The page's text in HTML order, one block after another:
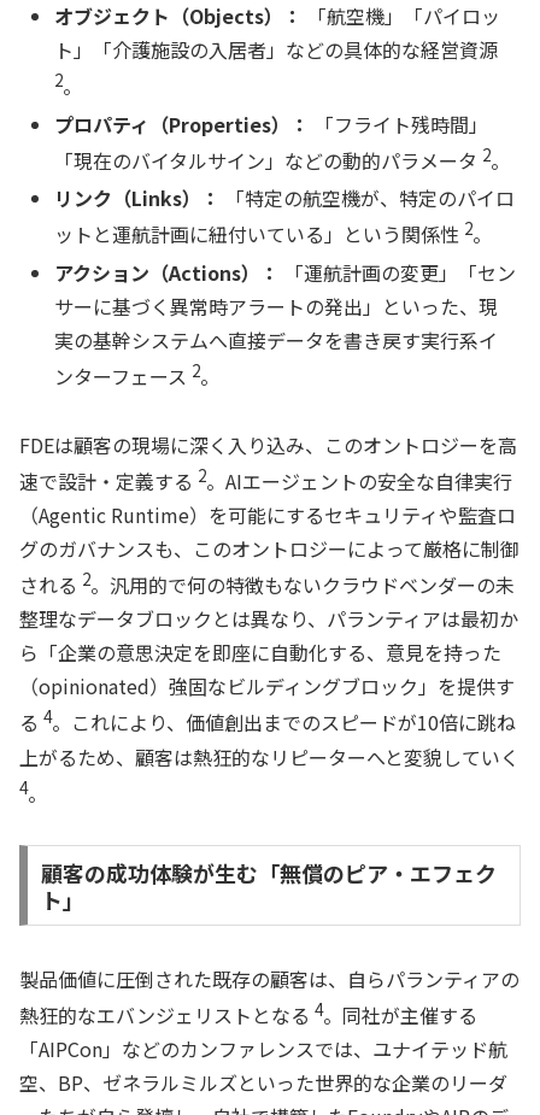
オブジェクト（Objects）：
「航空機」「パイロッ
ト」「介護施設の入居者」などの具体的な経営資源
2。
プロパティ（Properties）：
「フライト残時間」
「現在のバイタルサイン」などの動的パラメータ 2。
リンク（Links）：
「特定の航空機が、特定のパイロ
ットと運航計画に紐付いている」という関係性 2。
アクション（Actions）：
「運航計画の変更」「セン
サーに基づく異常時アラートの発出」といった、現
実の基幹システムへ直接データを書き戻す実行系イ
ンターフェース 2。
FDEは顧客の現場に深く入り込み、このオントロジーを高
速で設計・定義する 2。AIエージェントの安全な自律実行
（Agentic Runtime）を可能にするセキュリティや監査ロ
グのガバナンスも、このオントロジーによって厳格に制御
される 2。汎用的で何の特徴もないクラウドベンダーの未
整理なデータブロックとは異なり、パランティアは最初か
ら「企業の意思決定を即座に自動化する、意見を持った
（opinionated）強固なビルディングブロック」を提供す
る 4。これにより、価値創出までのスピードが10倍に跳ね
上がるため、顧客は熱狂的なリピーターへと変貌していく
4。
顧客の成功体験が生む「無償のピア・エフェク
ト」
製品価値に圧倒された既存の顧客は、自らパランティアの
熱狂的なエバンジェリストとなる 4。同社が主催する
「AIPCon」などのカンファレンスでは、ユナイテッド航
空、BP、ゼネラルミルズといった世界的な企業のリーダ